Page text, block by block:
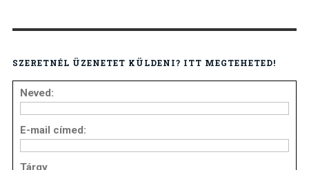
SZERETNÉL ÜZENETET KÜLDENI? ITT MEGTEHETED!
Neved:
E-mail címed:
Tárgy